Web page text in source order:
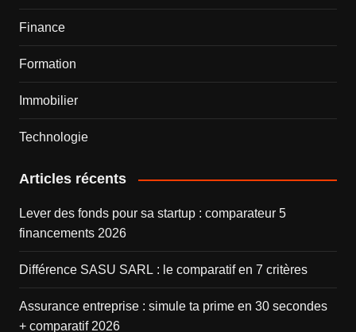
Finance
Formation
Immobilier
Technologie
Articles récents
Lever des fonds pour sa startup : comparateur 5
financements 2026
Différence SASU SARL : le comparatif en 7 critères
Assurance entreprise : simule ta prime en 30 secondes
+ comparatif 2026